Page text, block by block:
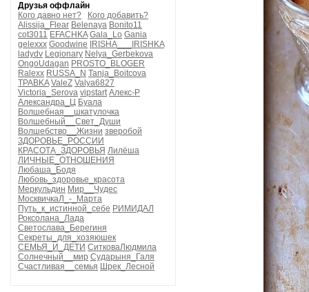
Друзья оффлайн
Кого давно нет?
Кого добавить?
Alissija_Flear Belenaya Bonito11
cot3011 EFACHKA Gala_Lo Gania
gelexxx Goodwine
IRISHA___IRISHKA
ladydv Legionary Nelya_Gerbekova
OngoUdagan PROSTO_BLOGER
Ralexx RUSSA_N Tanja_Boitcova
TPABKA ValeZ Valya6827
Victoria_Serova vipstart Алекс-Р
Александра_Ц Буала
Волшебная__шкатулочка
Волшебный__Свет_Души
Волшебство__Жизни зверобой
ЗДОРОВЬЕ_РОССИИ
КРАСОТА_ЗДОРОВЬЯ Лилёша
ЛИЧНЫЕ_ОТНОШЕНИЯ
Любаша_Бодя
Любовь_здоровье_красота
Меркульдин Мир__Чудес
МосквичкаЛ_-_Марта
Путь_к_истинной_себе РИМИДАЛ
Роксолана_Лада
Светослава_Берегиня
Секреты_для_хозяюшек
СЕМЬЯ_И_ДЕТИ СитковаЛюдмила
Солнечный__мир Сударыня_Галя
Счастливая__семья Шрек_Лесной